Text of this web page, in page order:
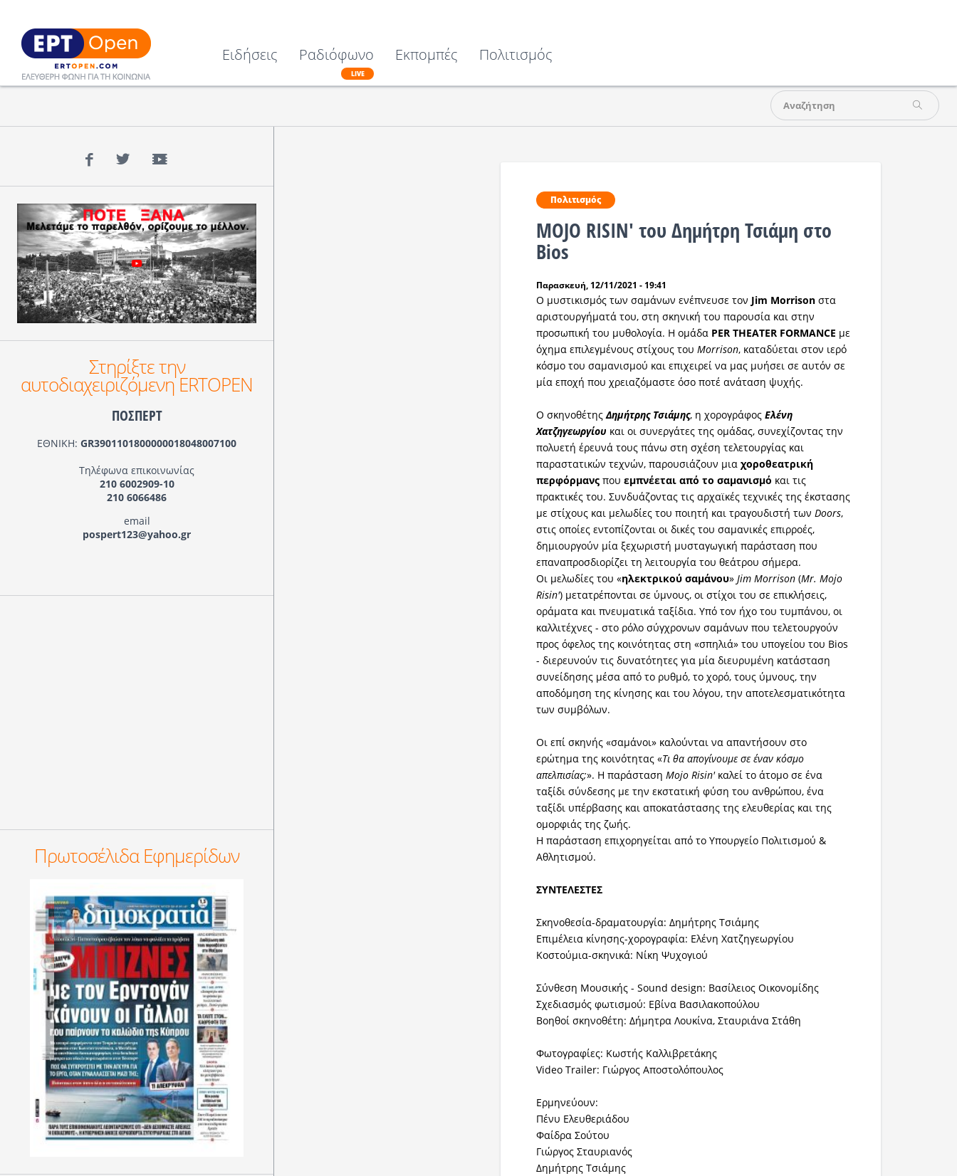
Ειδήσεις Ραδιόφωνο
LIVE
Εκπομπές Πολιτισμός
Πολιτισμός
MOJO RISIN' του Δημήτρη Τσιάμη στο
Bios
Παρασκευή, 12/11/2021 - 19:41
Ο μυστικισμός των σαμάνων ενέπνευσε τον Jim Morrison στα
αριστουργήματά του, στη σκηνική του παρουσία και στην
προσωπική του μυθολογία. Η ομάδα PER THEATER FORMANCE με
όχημα επιλεγμένους στίχους τουMorrison, καταδύεται στον ιερό
κόσμο του σαμανισμού και επιχειρεί να μας μυήσει σε αυτόν σε
μία εποχή που χρειαζόμαστε όσο ποτέ ανάταση ψυχής.
Ο σκηνοθέτηςΔημήτρης Τσιάμης, η χορογράφοςΕλένη
Χατζηγεωργίου και οι συνεργάτες της ομάδας, συνεχίζοντας την
πολυετή έρευνά τους πάνω στη σχέση τελετουργίας και
παραστατικών τεχνών, παρουσιάζουν μιαχοροθεατρική
περφόρμανς πουεμπνέεται από το σαμανισμό και τις
πρακτικές του. Συνδυάζοντας τις αρχαϊκές τεχνικές της έκστασης
με στίχους και μελωδίες του ποιητή και τραγουδιστή τωνDoors,
στις οποίες εντοπίζονται οι δικές του σαμανικές επιρροές,
δημιουργούν μία ξεχωριστή μυσταγωγική παράσταση που
επαναπροσδιορίζει τη λειτουργία του θεάτρου σήμερα.
Οι μελωδίες του «ηλεκτρικού σαμάνου» Jim Morrison (Mr. Mojo
Risin') μετατρέπονται σε ύμνους, οι στίχοι του σε επικλήσεις,
οράματα και πνευματικά ταξίδια. Υπό τον ήχο του τυμπάνου, οι
καλλιτέχνες - στο ρόλο σύγχρονων σαμάνων που τελετουργούν
προς όφελος της κοινότητας στη «σπηλιά» του υπογείου του Bios
- διερευνούν τις δυνατότητες για μία διευρυμένη κατάσταση
συνείδησης μέσα από το ρυθμό, το χορό, τους ύμνους, την
αποδόμηση της κίνησης και του λόγου, την αποτελεσματικότητα
των συμβόλων.
Οι επί σκηνής «σαμάνοι» καλούνται να απαντήσουν στο
ερώτημα της κοινότητας «Τι θα απογίνουμε σε έναν κόσμο
απελπισίας;». Η παράστασηMojo Risin'καλεί το άτομο σε ένα
ταξίδι σύνδεσης με την εκστατική φύση του ανθρώπου, ένα
ταξίδι υπέρβασης και αποκατάστασης της ελευθερίας και της
ομορφιάς της ζωής.
Η παράσταση επιχορηγείται από το Υπουργείο Πολιτισμού &
Αθλητισμού.
ΣΥΝΤΕΛΕΣΤΕΣ
Σκηνοθεσία-δραματουργία: Δημήτρης Τσιάμης
Επιμέλεια κίνησης-χορογραφία: Ελένη Χατζηγεωργίου
Κοστούμια-σκηνικά: Νίκη Ψυχογιού
Σύνθεση Μουσικής - Sound design: Βασίλειος Οικονομίδης
Σχεδιασμός φωτισμού: Εβίνα Βασιλακοπούλου
Βοηθοί σκηνοθέτη: Δήμητρα Λουκίνα, Σταυριάνα Στάθη
Φωτογραφίες: Κωστής Καλλιβρετάκης
Video Trailer: Γιώργος Αποστολόπουλος
Ερμηνεύουν:
Πένυ Ελευθεριάδου
Φαίδρα Σούτου
Γιώργος Σταυριανός
Δημήτρης Τσιάμης
Facebook
TwitterYouTube
Στηρίξτε την
αυτοδιαχειριζόμενη ERTOPEN
ΠΟΣΠΕΡΤ
ΕΘΝΙΚΗ: GR3901101800000018048007100
Τηλέφωνα επικοινωνίας
210 6002909-10
210 6066486
email
pospert123@yahoo.gr
Πρωτοσέλιδα Εφημερίδων